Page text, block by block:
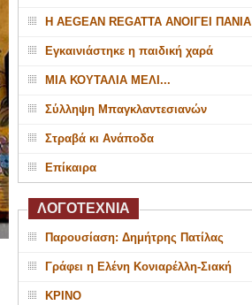
Η AEGEAN REGATTA ΑΝΟΙΓΕΙ ΠΑΝΙΑ
Εγκαινιάστηκε η παιδική χαρά
ΜΙΑ ΚΟΥΤΑΛΙΑ ΜΕΛΙ...
Σύλληψη Μπαγκλαντεσιανών
Στραβά κι Ανάποδα
Επίκαιρα
ΛΟΓΟΤΕΧΝΙΑ
Παρουσίαση: Δημήτρης Πατίλας
Γράφει η Ελένη Κονιαρέλλη-Σιακή
ΚΡΙΝΟ